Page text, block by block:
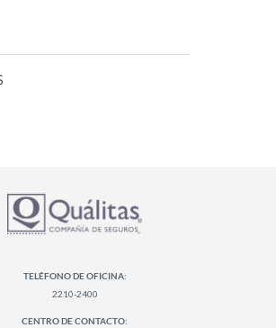
TELÉFONO DE OFICINA:
2210-2400
CENTRO DE CONTACTO: